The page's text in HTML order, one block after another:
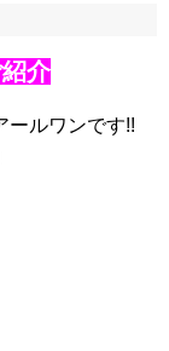
介
ールワンです!!